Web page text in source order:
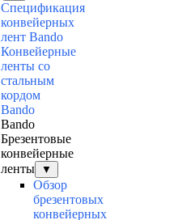
Спецификация
конвейерных
лент Bando
Конвейерные
ленты со
стальным
кордом
Bando
Bando
Брезентовые
конвейерные
ленты
▼
Обзор
брезентовых
конвейерных